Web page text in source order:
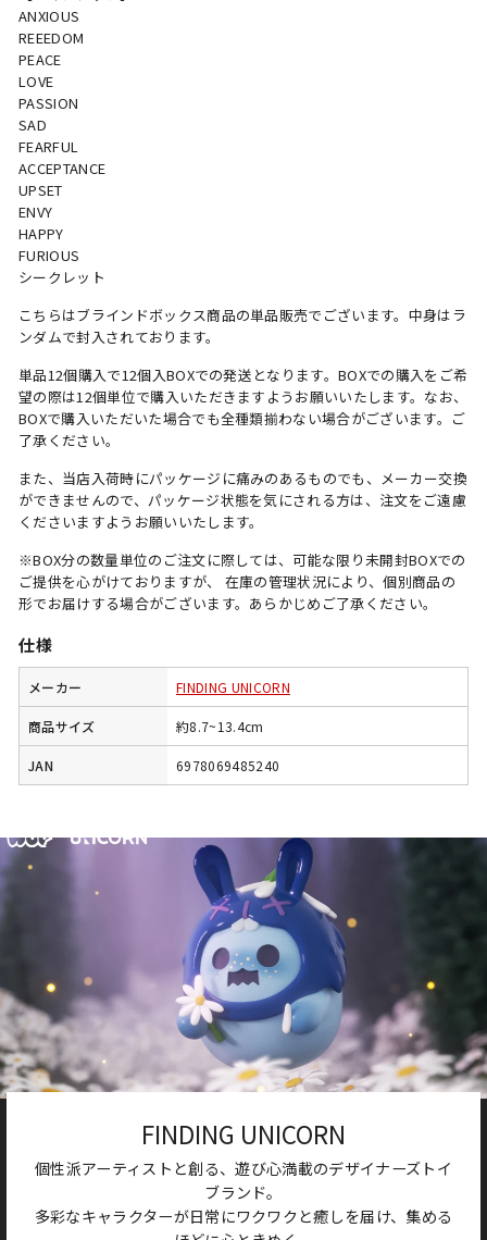
ANXIOUS
REEEDOM
PEACE
LOVE
PASSION
SAD
FEARFUL
ACCEPTANCE
UPSET
ENVY
HAPPY
FURIOUS
シークレット
こちらはブラインドボックス商品の単品販売でございます。中身はラ
ンダムで封入されております。
単品12個購入で12個入BOXでの発送となります。BOXでの購入をご希
望の際は12個単位で購入いただきますようお願いいたします。なお、
BOXで購入いただいた場合でも全種類揃わない場合がございます。ご
了承ください。
また、当店入荷時にパッケージに痛みのあるものでも、メーカー交換
ができませんので、パッケージ状態を気にされる方は、注文をご遠慮
くださいますようお願いいたします。
※BOX分の数量単位のご注文に際しては、可能な限り未開封BOXでの
ご提供を心がけておりますが、 在庫の管理状況により、個別商品の
形でお届けする場合がございます。あらかじめご了承ください。
仕様
メーカー FINDING UNICORN
商品サイズ 約8.7~13.4cm
JAN 6978069485240
FINDING UNICORN
個性派アーティストと創る、遊び心満載のデザイナーズトイ
ブランド。
多彩なキャラクターが日常にワクワクと癒しを届け、集める